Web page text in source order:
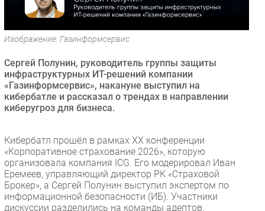
Безопасность
Инновации
Гаджеты
Здоровье
РАЗДЕЛЫ
Новости
Аналитика
Интервью
Мероприятия
Проекты
Изображение: Газинформсервис
Сергей Полунин, руководитель группы защиты
инфраструктурных ИТ-решений компании
«Газинформсервис», накануне выступил на
кибербатле и рассказал о трендах в направлении
киберугроз для бизнеса.
Кибербатл прошёл в рамках XX конференции
«Корпоративное страхование 2026», которую
организовала компания ICG. Его модерировал Иван
Еремеев, управляющий директор РК «Страховой
Брокер», а Сергей Полунин выступил экспертом по
информационной безопасности (ИБ). Участники
дискуссии разделились на команды адептов,